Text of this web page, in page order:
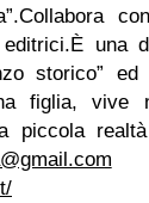
Collabora
È una
storico”
figlia, vive
piccola